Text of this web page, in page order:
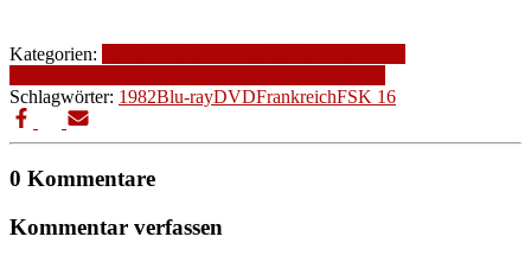
Kategorien:
Schlagwörter: 1982Blu-rayDVDFrankreichFSK 16
0 Kommentare
Kommentar verfassen